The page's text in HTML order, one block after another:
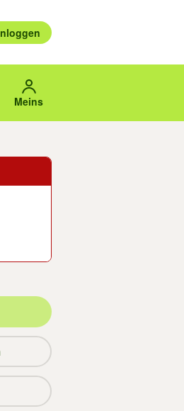
auswählen.
mit den Pfeiltasten nach oben/
Meins